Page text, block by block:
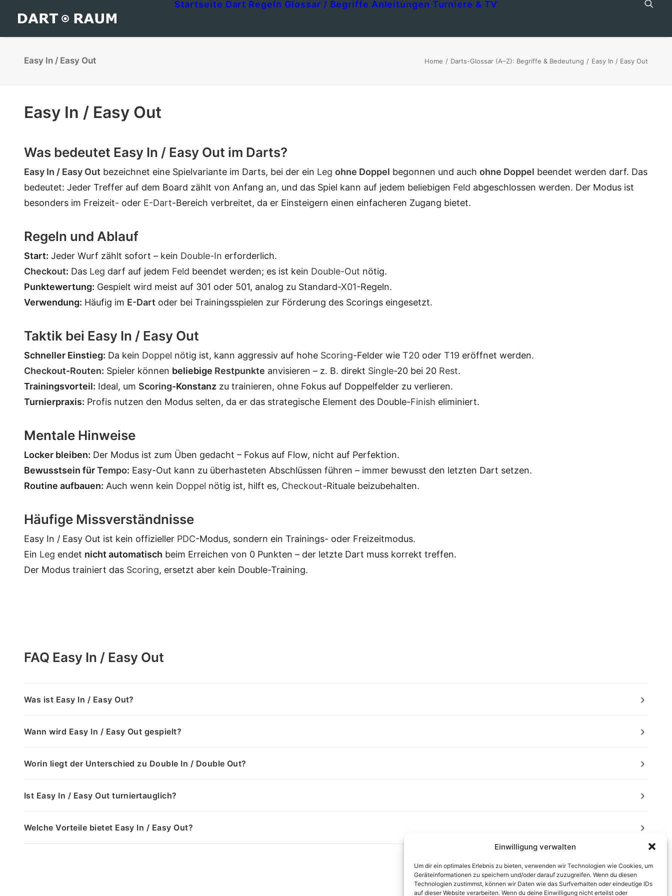
Einwilligung verwalten
Um dir ein optimales Erlebnis zu bieten, verwenden wir Technologien wie Cookies, um
Geräteinformationen zu speichern und/oder darauf zuzugreifen. Wenn du diesen
Technologien zustimmst, können wir Daten wie das Surfverhalten oder eindeutige IDs
auf dieser Website verarbeiten. Wenn du deine Einwilligung nicht erteilst oder
Startseite Dart Regeln Glossar / Begriffe Anleitungen Turniere & TV
Easy In / Easy Out Home Darts-Glossar (A–Z): Begriffe & Bedeutung Easy In / Easy Out
Easy In / Easy Out
Was bedeutet Easy In / Easy Out im Darts?
Easy In / Easy Out bezeichnet eine Spielvariante im Darts, bei der ein Leg ohne Doppel begonnen und auch ohne Doppel beendet werden darf. Das
bedeutet: Jeder Treffer auf dem Board zählt von Anfang an, und das Spiel kann auf jedem beliebigen Feld abgeschlossen werden. Der Modus ist
besonders im Freizeit- oder E-Dart-Bereich verbreitet, da er Einsteigern einen einfacheren Zugang bietet.
Regeln und Ablauf
Start: Jeder Wurf zählt sofort – kein Double-In erforderlich.
Checkout: Das Leg darf auf jedem Feld beendet werden; es ist kein Double-Out nötig.
Punktewertung: Gespielt wird meist auf 301 oder 501, analog zu Standard-X01-Regeln.
Verwendung: Häufig im E-Dart oder bei Trainingsspielen zur Förderung des Scorings eingesetzt.
Taktik bei Easy In / Easy Out
Schneller Einstieg: Da kein Doppel nötig ist, kann aggressiv auf hohe Scoring-Felder wie T20 oder T19 eröffnet werden.
Checkout-Routen: Spieler können beliebige Restpunkte anvisieren – z. B. direkt Single-20 bei 20 Rest.
Trainingsvorteil: Ideal, um Scoring-Konstanz zu trainieren, ohne Fokus auf Doppelfelder zu verlieren.
Turnierpraxis: Profis nutzen den Modus selten, da er das strategische Element des Double-Finish eliminiert.
Mentale Hinweise
Locker bleiben: Der Modus ist zum Üben gedacht – Fokus auf Flow, nicht auf Perfektion.
Bewusstsein fürTempo: Easy-Out kann zu überhasteten Abschlüssen führen – immer bewusst den letzten Dart setzen.
Routine aufbauen: Auch wenn kein Doppel nötig ist, hilft es, Checkout-Rituale beizubehalten.
Häufige Missverständnisse
Easy In / Easy Out ist kein offizieller PDC-Modus, sondern ein Trainings- oder Freizeitmodus.
Ein Leg endet nicht automatisch beim Erreichen von 0 Punkten – der letzte Dart muss korrekt treffen.
Der Modus trainiert das Scoring, ersetzt aber kein Double-Training.
FAQ Easy In / Easy Out
Was ist Easy In / Easy Out?
Wann wird Easy In / Easy Out gespielt?
Worin liegt der Unterschied zu Double In / Double Out?
Ist Easy In / Easy Out turniertauglich?
Welche Vorteile bietet Easy In / Easy Out?